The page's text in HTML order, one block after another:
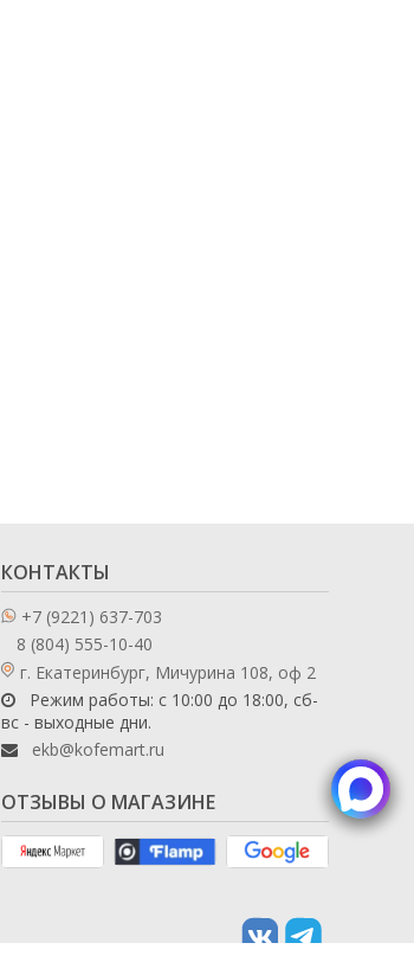
КОНТАКТЫ
+7 (9221) 637-703
8 (804) 555-10-40
г. Екатеринбург, Мичурина 108, оф 2
Режим работы: с 10:00 до 18:00, сб-
вс - выходные дни.
ekb@kofemart.ru
ОТЗЫВЫ О МАГАЗИНЕ